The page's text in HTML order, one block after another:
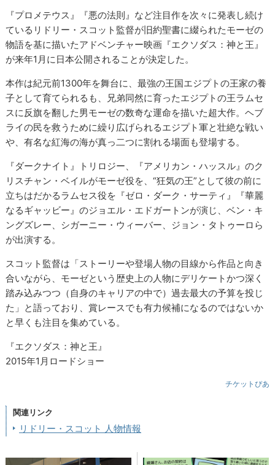
『プロメテウス』『悪の法則』など注目作を次々に発表し続け
ているリドリー・スコット監督が旧約聖書に綴られたモーゼの
物語を基に描いたアドベンチャー映画『エクソダス：神と王』
が来年1月に日本公開されることが決定した。
本作は紀元前1300年を舞台に、最強の王国エジプトの王家の養
子として育てられるも、兄弟同然に育ったエジプトの王ラムセ
スに反旗を翻した男モーゼの数奇な運命を描いた超大作。ヘブ
ライの民を救うために繰り広げられるエジプト軍と壮絶な戦い
や、有名な紅海の海が真っ二つに割れる場面も登場する。
『ダークナイト』トリロジー、『アメリカン・ハッスル』のク
リスチャン・ベイルがモーゼ役を、“狂気の王”として彼の前に
立ちはだかるラムセス役を『ゼロ・ダーク・サーティ』『華麗
なるギャッビー』のジョエル・エドガートンが演じ、ベン・キ
ングズレー、シガーニー・ウィーバー、ジョン・タトゥーロら
が出演する。
スコット監督は「ストーリーや登場人物の目線から作品と向き
合いながら、モーゼという歴史上の人物にデリケートかつ深く
踏み込みつつ（自身のキャリアの中で）過去最大の予算を投じ
た」と語っており、賞レースでも有力候補になるのではないか
と早くも注目を集めている。
『エクソダス：神と王』
2015年1月ロードショー
チケットぴあ
関連リンク
リドリー・スコット 人物情報